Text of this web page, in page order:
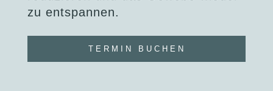
zu entspannen.
TERMIN BUCHEN